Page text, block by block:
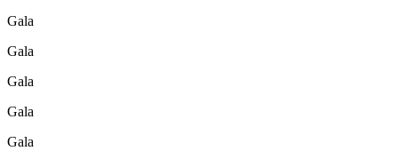
Gala
Gala
Gala
Gala
Gala